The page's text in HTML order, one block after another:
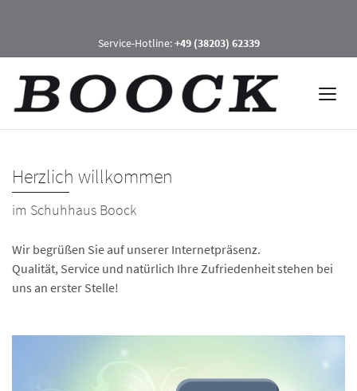
Service-Hotline:+49 (38203) 62339
Herzlich willkommen
im Schuhhaus Boock
Wir begrüßen Sie auf unserer Internetpräsenz.
Qualität, Service und natürlich Ihre Zufriedenheit stehen bei
uns an erster Stelle!